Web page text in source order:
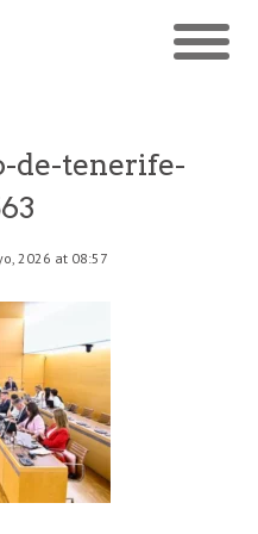
de-tenerife-
2026 at 08:57